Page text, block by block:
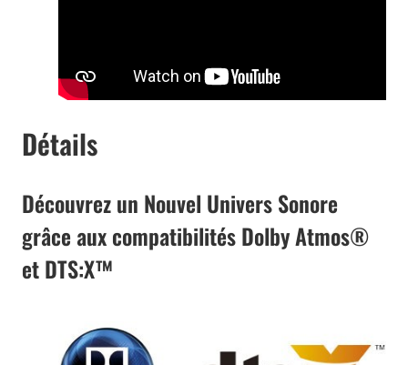
Détails
Découvrez un Nouvel Univers Sonore
grâce aux compatibilités Dolby Atmos®
et DTS:X™